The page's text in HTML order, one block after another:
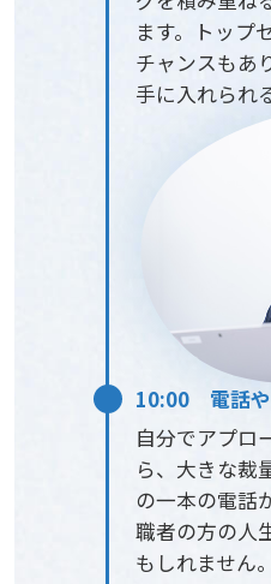
ます。トップ
チャンスもあ
手に入れられ
10:00 電話や
自分でアプロ
ら、大きな裁
の一本の電話
職者の方の人
もしれません